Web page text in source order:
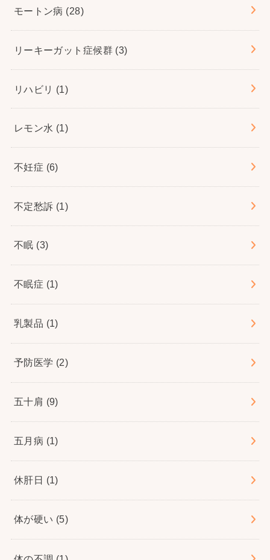
モートン病 (28)
リーキーガット症候群 (3)
リハビリ (1)
レモン水 (1)
不妊症 (6)
不定愁訴 (1)
不眠 (3)
不眠症 (1)
乳製品 (1)
予防医学 (2)
五十肩 (9)
五月病 (1)
休肝日 (1)
体が硬い (5)